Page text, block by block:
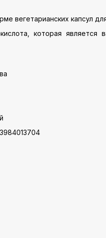
вегетарианских капсул
которая